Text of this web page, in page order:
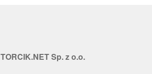
TORCIK.NET Sp. z o.o.